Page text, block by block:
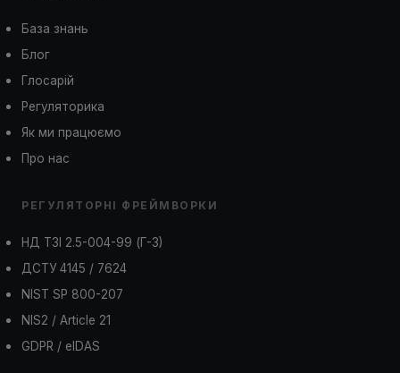
База знань
Блог
Глосарій
Регуляторика
Як ми працюємо
Про нас
РЕГУЛЯТОРНІ ФРЕЙМВОРКИ
НД ТЗІ 2.5-004-99 (Г-3)
ДСТУ 4145 / 7624
NIST SP 800-207
NIS2 / Article 21
GDPR / eIDAS